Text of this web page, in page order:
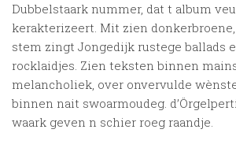
Dubbelstaark nummer, dat t album
kerakterizeert. Mit zien
stem zingt Jongedijk rustege ballads
rocklaidjes. Zien teksten binnen
melancholiek, over onvervulde
binnen nait swoarmoudeg.
waark geven n schier roeg raandje.